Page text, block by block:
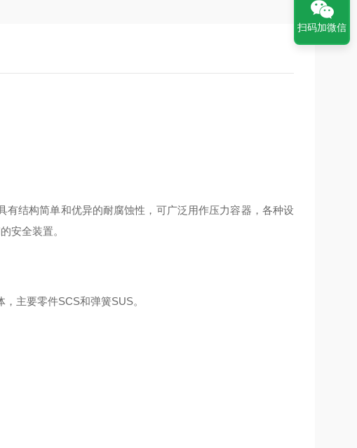
结构简单和优异的耐腐蚀性，可广泛用作压力容器，各种设
安全装置。
主要零件SCS和弹簧SUS。
扫码加微信